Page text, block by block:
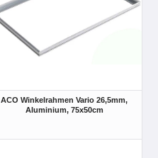
ACO Winkelrahmen Vario 26,5mm,
Aluminium, 75x50cm